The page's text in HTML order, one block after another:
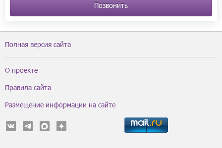
Позвонить
Полная версия сайта
О проекте
Правила сайта
Размещение информации на сайте